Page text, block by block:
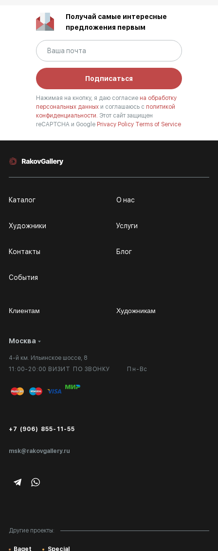
Получай самые интересные
предложения первым
Подписаться
Нажимая на кнопку, я даю согласие на обработку
персональных данных и соглашаюсь с политикой
конфиденциальности. Этот сайт защищен
reCAPTCHA и Google Privacy Policy Terms of Service
Москва
4-й км. Ильинское шоссе, 8
11:00-20:00 ВИЗИТ ПО ЗВОНКУ
Пн-Вс
msk@rakovgallery.ru
+7 (906) 855-11-55
Каталог
Художники
Контакты
События
О нас
Услуги
Блог
Другие проекты:
Baget Special
Клиентам
Личный кабинет
Вопросы и ответы
Публичная оферта
Экспертиза/Вывоз за границу
Подарочные сертификаты
Художникам
Сотрудничество
Выставка в галерее